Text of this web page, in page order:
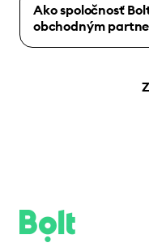
Ako spoločnosť
obchodným